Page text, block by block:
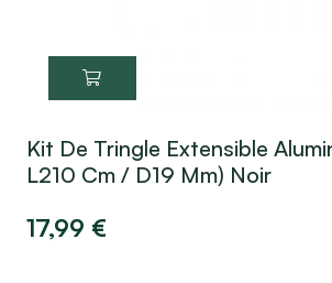
Kit De Tringle Extensible
L210 Cm / D19 Mm) Noir
17,99 €